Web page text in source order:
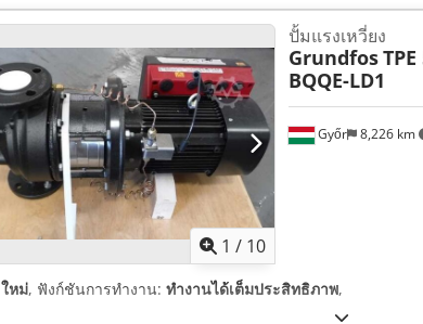
1 / 10
Győr 8,226 km
ปั้มแรงเหวี่ยง
Grundfos
BQQE-LD1
ใหม่, ฟังก์ชันการทำงาน: ทำงานได้เต็มประสิทธิภาพ,